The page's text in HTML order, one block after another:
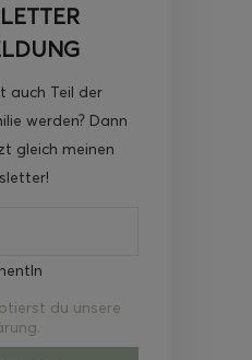
auch Teil der
werden? Dann
gleich meinen
du unsere